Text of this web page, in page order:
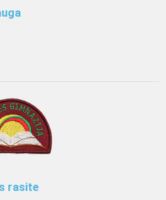
rasite